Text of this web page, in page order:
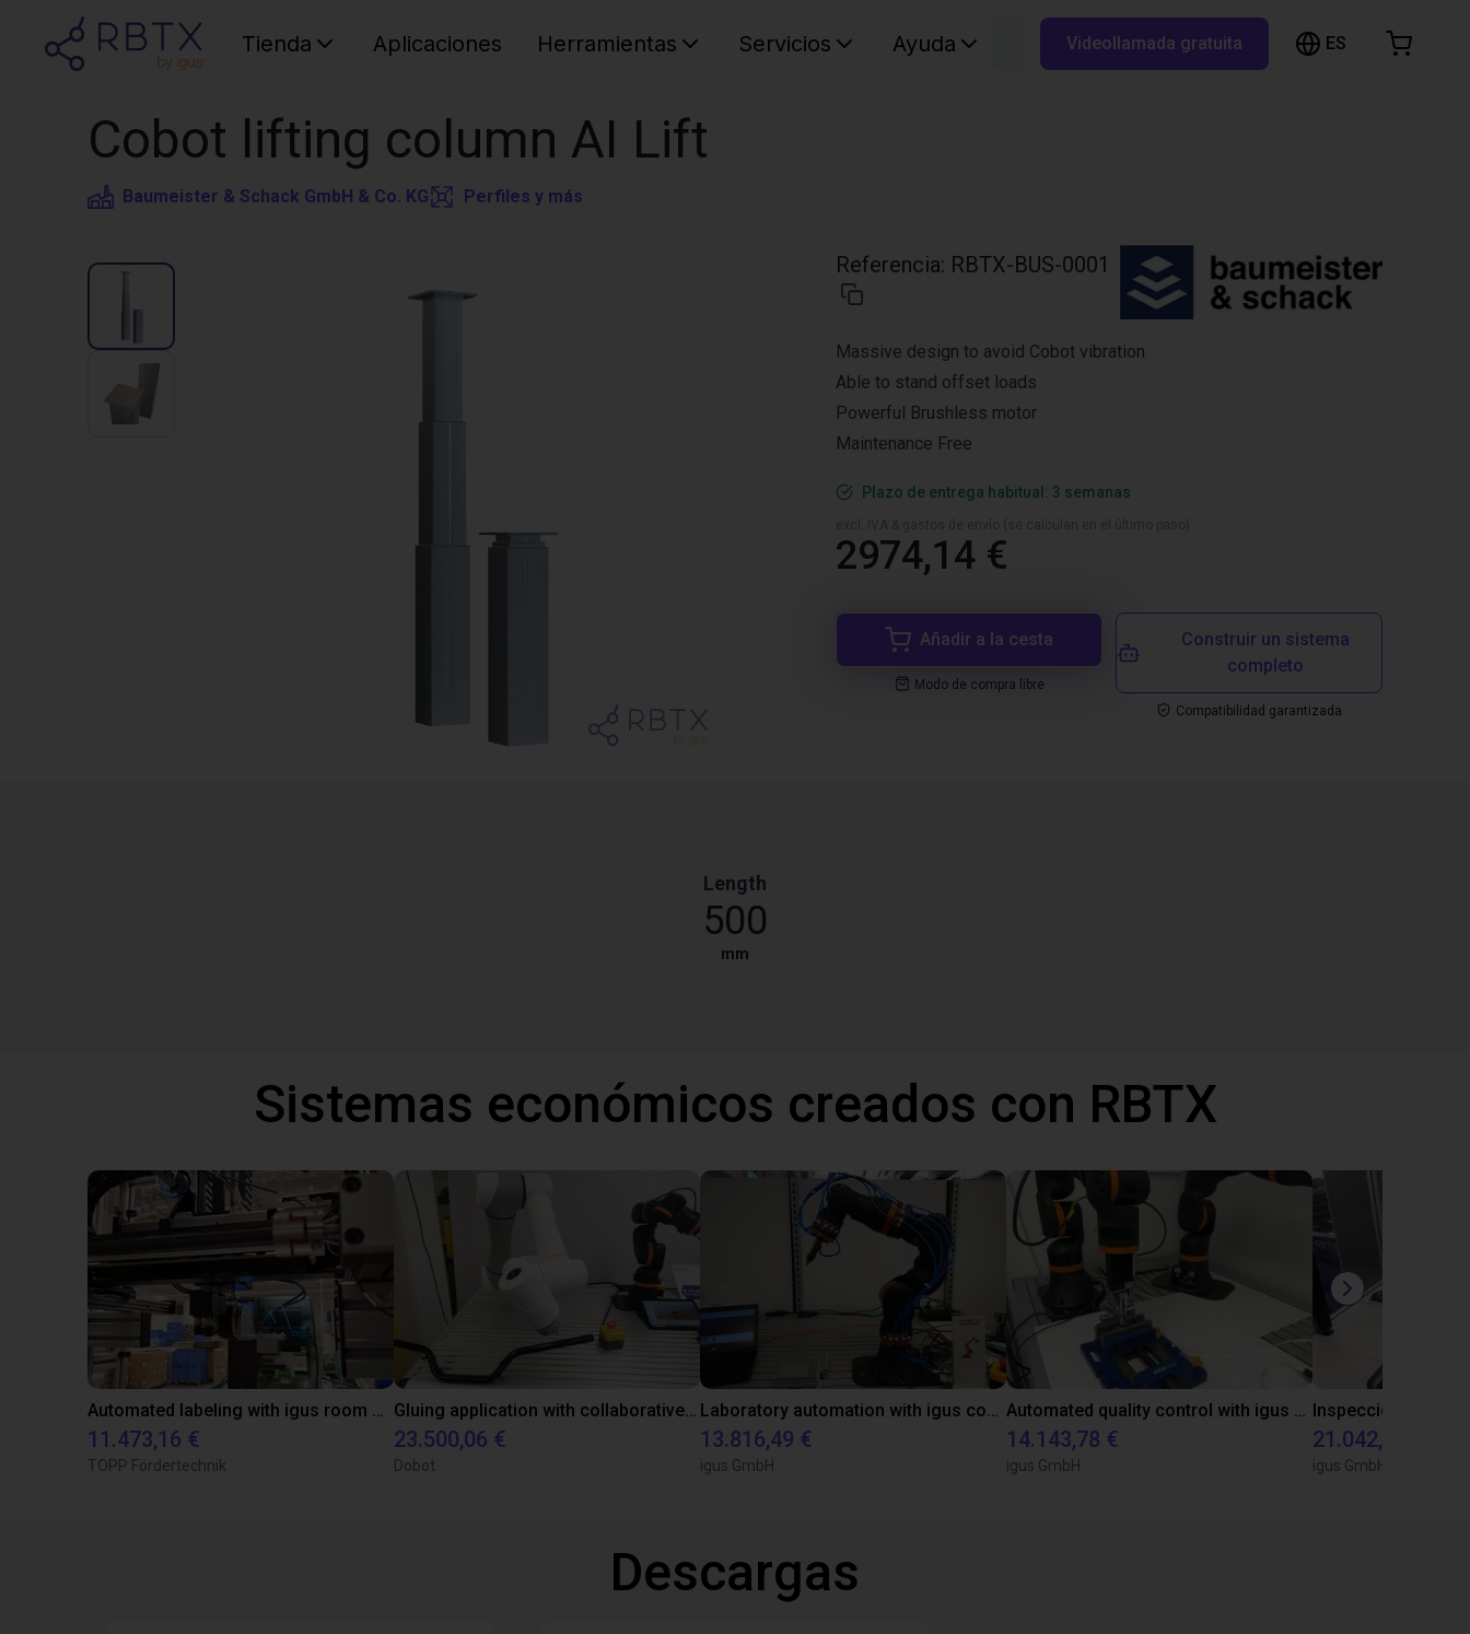
Tienda Aplicaciones Herramientas Servicios Ayuda Buscar RBTX...
Videollamada gratuita ES
Cobot lifting column AI Lift
Baumeister & Schack GmbH & Co. KG Perfiles y más
Referencia: RBTX-BUS-0001
Massive design to avoid Cobot vibration
Able to stand offset loads
Powerful Brushless motor
Maintenance Free
Plazo de entrega habitual: 3 semanas
2974,14 €
Añadir a la cesta
Modo de compra libre
Construir un sistema
completo
Compatibilidad garantizada
Length
500
mm
Sistemas económicos creados con RBTX
Automated labeling with igus room gantry and a cab label printer
11.473,16 €
TOPP Fördertechnik
Gluing application with collaborative robot
23.500,06 €
Dobot
Laboratory automation with igus cobot ReBeL 6DOF
13.816,49 €
igus GmbH
Automated quality control with igus ReBeL
14.143,78 €
igus GmbH
21.042,17 €
igus GmbH
Descargas
Cesta de la compra